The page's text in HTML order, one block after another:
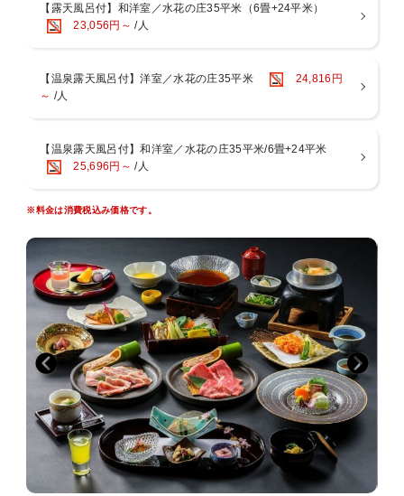
－－－－－－－－－－－－－－－－－－－－－－－－－－－－－
60日以上前の早期予約ならお得に泊まれちゃう≪早期割60≫
※割引率は「お部屋タイプ」「平日・休前日」等により異なります。
お申し込みの際は必ずご料金をご確認下さいませ。
・表記のご料金は割引後の金額となっております。
◆特徴1：源泉２種を引く贅沢宿
・「水花の庄」：小涌谷温泉
◆特徴2：全ての大浴場に、露天風呂と内湯を用意
◆特徴3：男女別で朝晩入替制
◆特徴4：貸切風呂はすべて無料
滞在中は、温泉自慢の宿で湯めぐりを思う存分満喫くださいませ。
【露天風呂付】和洋室／水花の庄35平米（6畳+24平米）
23,056円～ /人
【温泉露天風呂付】洋室／水花の庄35平米
24,816円
～ /人
【温泉露天風呂付】和洋室／水花の庄35平米/6畳+24平米
25,696円～ /人
※料金は消費税込み価格です。